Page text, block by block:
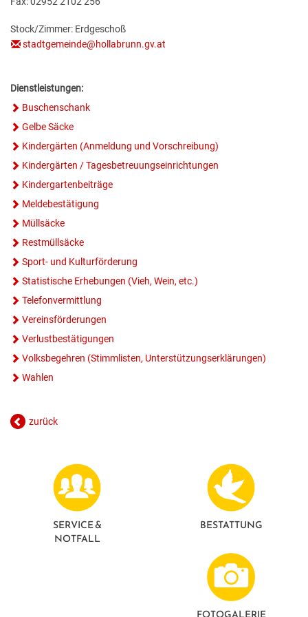
Stock/Zimmer: Erdgeschoß
stadtgemeinde@hollabrunn.gv.at
Dienstleistungen:
Buschenschank
Gelbe Säcke
Kindergärten (Anmeldung und Vorschreibung)
Kindergärten / Tagesbetreuungseinrichtungen
Kindergartenbeiträge
Meldebestätigung
Müllsäcke
Restmüllsäcke
Sport- und Kulturförderung
Statistische Erhebungen (Vieh, Wein, etc.)
Telefonvermittlung
Vereinsförderungen
Verlustbestätigungen
Volksbegehren (Stimmlisten, Unterstützungserklärungen)
Wahlen
zurück
SERVICE &
NOTFALL
BESTATTUNG